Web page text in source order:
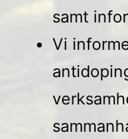
samt
Vi